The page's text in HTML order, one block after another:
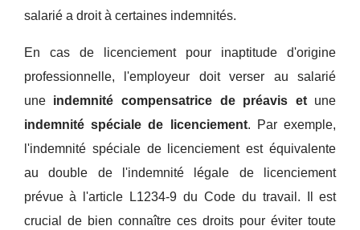
salarié a droit à certaines indemnités.
En cas de licenciement pour inaptitude d'origine
professionnelle, l'employeur doit verser au salarié
une indemnité compensatrice de préavis etune
indemnité spéciale de licenciement. Par exemple,
l'indemnité spéciale de licenciement est équivalente
au double de l'indemnité légale de licenciement
prévue à l'article L1234-9 du Code du travail. Il est
crucial de bien connaître ces droits pour éviter toute